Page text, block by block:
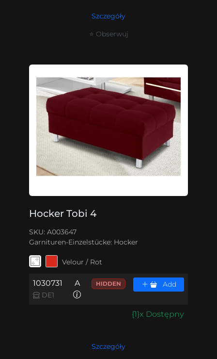
Szczegóły
⭐ Obserwuj
Hocker Tobi 4
SKU: A003647
Garnituren-Einzelstücke: Hocker
Velour / Rot
1030731
DE1
A HIDDEN Add
{1}x Dostępny
Szczegóły